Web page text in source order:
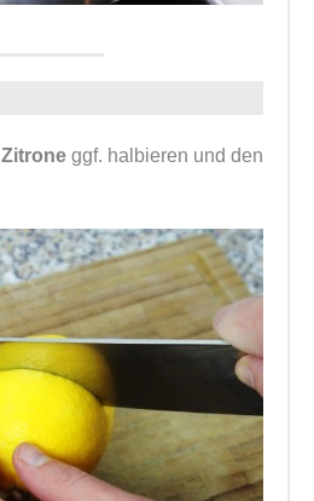
Zitrone ggf. halbieren und den